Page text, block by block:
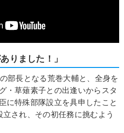
りました！」
部長となる荒巻大輔と、全身を
・草薙素子との出逢いからスタ
に特殊部隊設立を具申したこと
され、その初任務に挑むよう